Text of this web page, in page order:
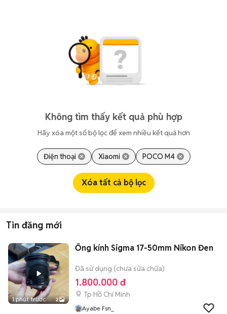
Không tìm thấy kết quả phù hợp
Hãy xóa một số bộ lọc để xem nhiều kết quả hơn
Điện thoại Xiaomi POCO M4
Xóa tất cả bộ lọc
Tin đăng mới
1 phút trước 2
Ống kính Sigma 17-50mm Nikon Đen
Đã sử dụng (chưa sửa chữa)
1.800.000 đ
Tp Hồ Chí Minh
Ayabe Fsn_